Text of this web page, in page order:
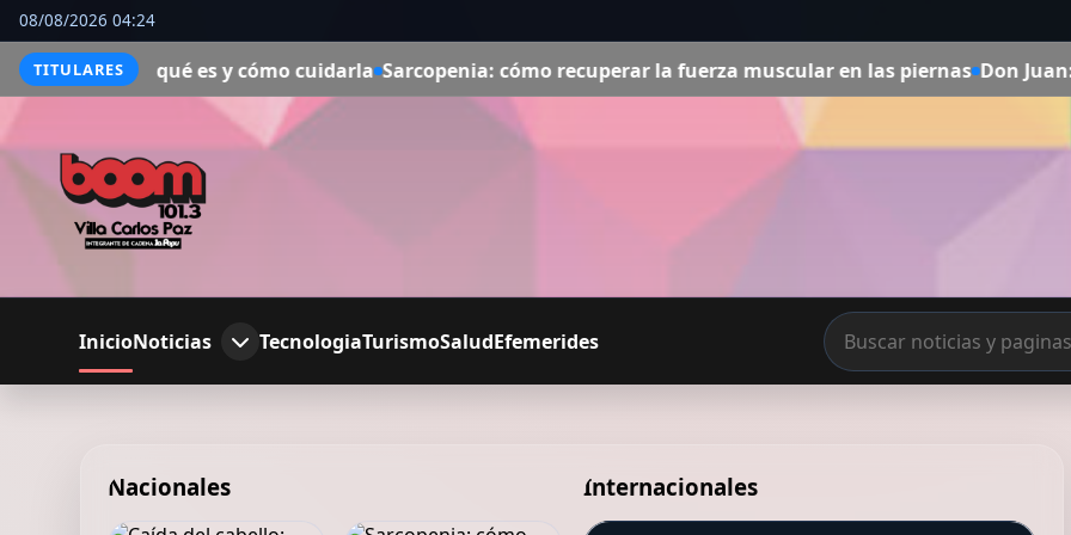
08/08/2026 04:24
TITULARES
qué es y cómo cuidarla Sarcopenia: cómo recuperar la fuerza muscular en las piernas Don Juan: el hombre
InicioNoticias TecnologiaTurismoSaludEfemerides
Nacionales Internacionales